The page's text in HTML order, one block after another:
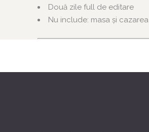
Două zile full de editare
Nu include: masa și cazarea